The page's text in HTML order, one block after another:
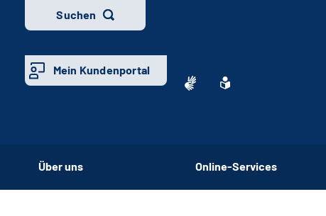
Suchen
Mein Kundenportal
Über uns Online-Services